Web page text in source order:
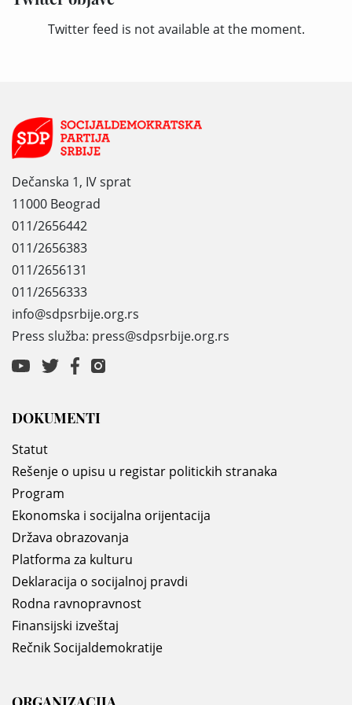
Twitter feed is not available at the moment.
Dečanska 1, IV sprat
11000 Beograd
011/2656442
011/2656383
011/2656131
011/2656333
info@sdpsrbije.org.rs
Press služba: press@sdpsrbije.org.rs
DOKUMENTI
Statut
Rešenje o upisu u registar politickih stranaka
Program
Ekonomska i socijalna orijentacija
Država obrazovanja
Platforma za kulturu
Deklaracija o socijalnoj pravdi
Rodna ravnopravnost
Finansijski izveštaj
Rečnik Socijaldemokratije